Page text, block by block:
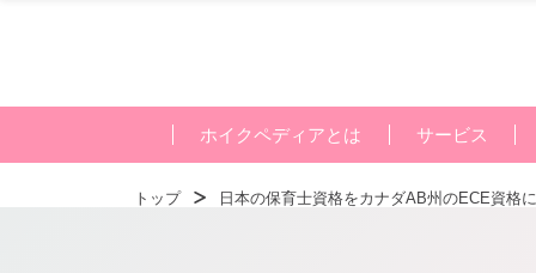
ホイクペディアとは サービス
トップ 日本の保育士資格をカナダAB州のECE資格